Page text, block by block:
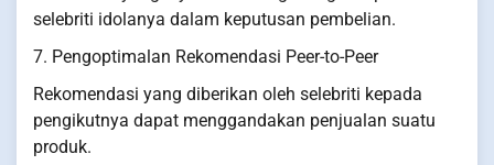
selebriti idolanya dalam keputusan pembelian.
7. Pengoptimalan Rekomendasi Peer-to-Peer
Rekomendasi yang diberikan oleh selebriti kepada
pengikutnya dapat menggandakan penjualan suatu
produk.